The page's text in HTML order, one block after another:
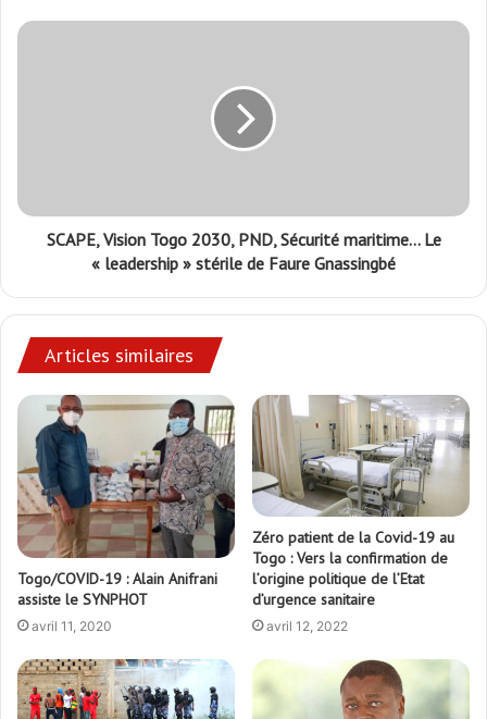
SCAPE, Vision Togo 2030, PND, Sécurité maritime… Le
« leadership » stérile de Faure Gnassingbé
Articles similaires
Togo/COVID-19 : Alain Anifrani
assiste le SYNPHOT
avril 11, 2020
Zéro patient de la Covid-19 au
Togo : Vers la confirmation de
l’origine politique de l’Etat
d’urgence sanitaire
avril 12, 2022